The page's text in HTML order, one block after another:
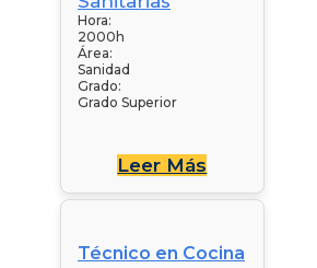
Hora:
2000h
Área:
Sanidad
Grado:
Grado Superior
Leer Más
Técnico en Cocina